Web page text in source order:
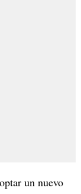
un nuevo